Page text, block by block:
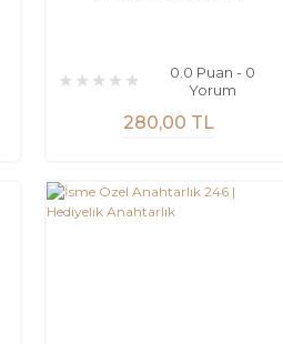
0.0 Puan - 0
Yorum
280,00 TL